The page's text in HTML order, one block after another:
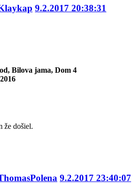
9.2.2017 20:38:31
Bilova jama, Dom 4
že došiel.
9.2.2017 23:40:07